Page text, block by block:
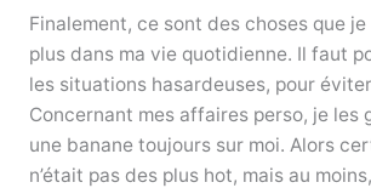
Finalement, ce sont des choses que
plus dans ma vie quotidienne. Il faut
les situations hasardeuses, pour
Concernant mes affaires perso, je les
une banane toujours sur moi. Alors
n’était pas des plus hot, mais au